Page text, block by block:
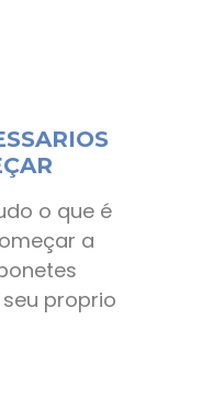
o que é
a
proprio